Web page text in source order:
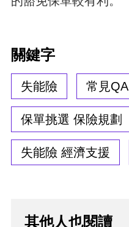
關鍵字
失能險 常見QA
保單挑選 保險規劃
失能險 經濟支援
其他人也閱讀